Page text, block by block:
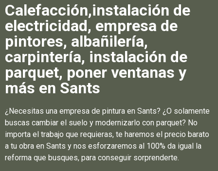
Calefacción,instalación de
electricidad, empresa de
pintores, albañilería,
carpintería, instalación de
parquet, poner ventanas y
más en Sants
¿Necesitas una empresa de pintura en Sants? ¿O solamente
buscas cambiar el suelo y modernizarlo con parquet? No
importa el trabajo que requieras, te haremos el precio barato
a tu obra en Sants y nos esforzaremos al 100% da igual la
reforma que busques, para conseguir sorprenderte.